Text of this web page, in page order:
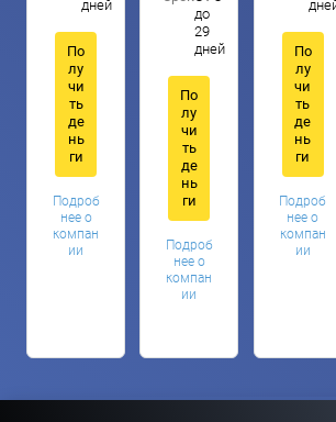
дней
По
лу
чи
ть
де
нь
ги
Подроб
нее о
компан
ии
до
29
дней
По
лу
чи
ть
де
нь
ги
Подроб
нее о
компан
ии
По
лу
чи
ть
де
нь
ги
Подроб
нее о
компан
ии